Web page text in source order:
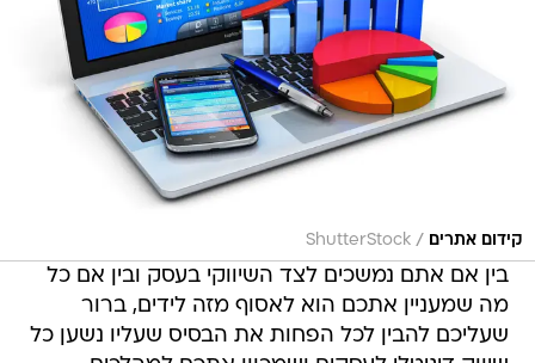
קידום אתרים /
ShutterStock
בין אם אתם נמשכים לצד השיווקי בעסק ובין אם כל
מה שמעניין אתכם הוא לאסוף מזה לידים, ברור
שעליכם להבין לכל הפחות את הבסיס שעליו נשען כל